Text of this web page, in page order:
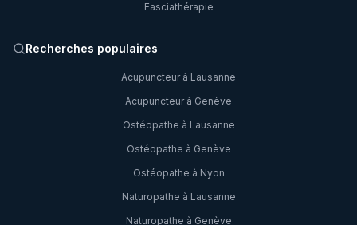
Fasciathérapie
Recherches populaires
Acupuncteur à Lausanne
Acupuncteur à Genève
Ostéopathe à Lausanne
Ostéopathe à Genève
Ostéopathe à Nyon
Naturopathe à Lausanne
Naturopathe à Genève